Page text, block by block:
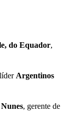
do Equador,
Argentinos
, gerente de